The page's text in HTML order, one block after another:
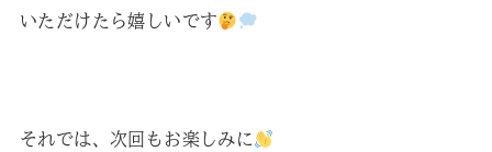
いただけたら嬉しいです
それでは、次回もお楽しみに